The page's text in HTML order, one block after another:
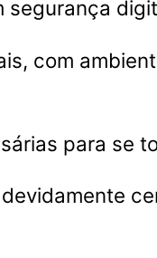
segurança
com
para se